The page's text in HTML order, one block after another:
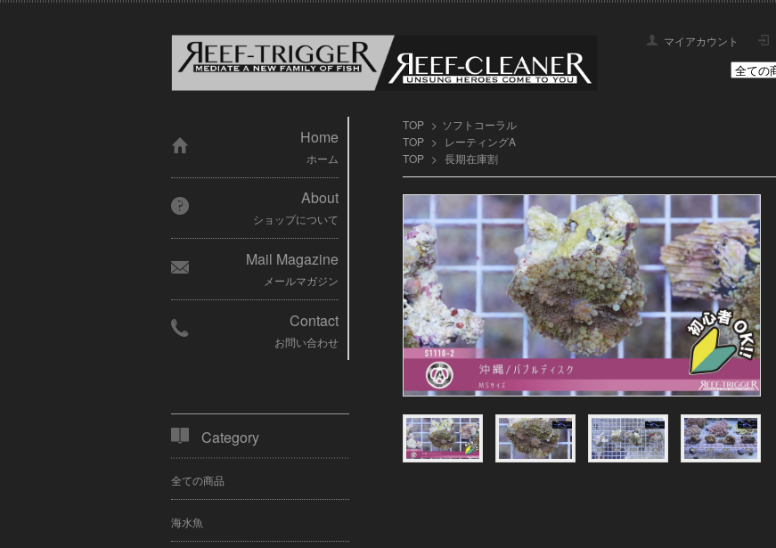
マイアカウント
TOP > ソフトコーラル
TOP >
レーティングA
TOP > 長期在庫割
Home
ホーム
About
ショップについて
Mail Magazine
メールマガジン
Contact
お問い合わせ
Category
全ての商品
海水魚